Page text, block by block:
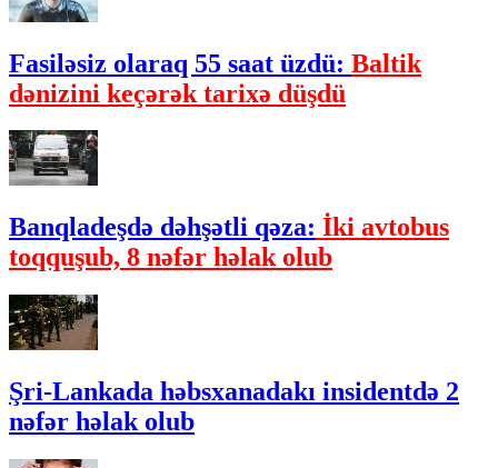
Fasiləsiz olaraq 55 saat üzdü: Baltik
dənizini keçərək tarixə düşdü
Banqladeşdə dəhşətli qəza: İki avtobus
toqquşub, 8 nəfər həlak olub
Şri-Lankada həbsxanadakı insidentdə 2
nəfər həlak olub